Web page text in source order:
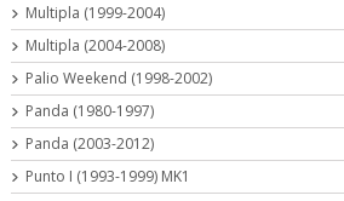
Multipla (1999-2004)
Multipla (2004-2008)
Palio Weekend (1998-2002)
Panda (1980-1997)
Panda (2003-2012)
Punto I (1993-1999) MK1